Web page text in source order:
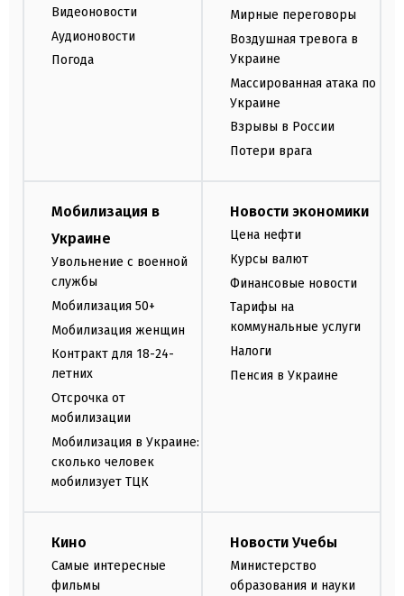
Видеоновости
Аудионовости
Погода
Мирные переговоры
Воздушная тревога в
Украине
Массированная атака по
Украине
Взрывы в России
Потери врага
Мобилизация в
Украине
Увольнение с военной
службы
Мобилизация 50+
Мобилизация женщин
Контракт для 18-24-
летних
Отсрочка от
мобилизации
Мобилизация в Украине:
сколько человек
мобилизует ТЦК
Новости экономики
Цена нефти
Курсы валют
Финансовые новости
Тарифы на
коммунальные услуги
Налоги
Пенсия в Украине
Кино
Самые интересные
фильмы
Новости Учебы
Министерство
образования и науки